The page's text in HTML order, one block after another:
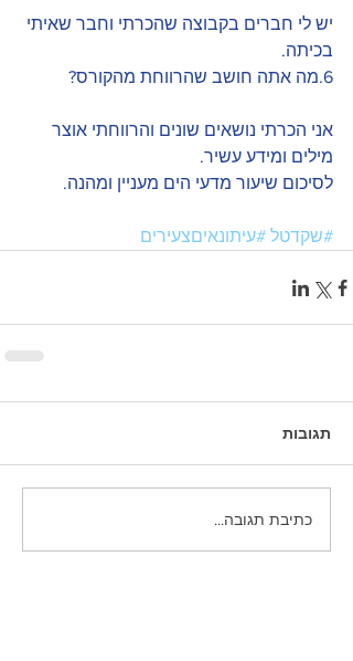
יש לי חברים בקבוצה שהכרתי וחבר שאיתי
בכיתה.
6.מה אתה חושב שהרווחת מהקורס?
אני הכרתי נושאים שונים והרווחתי אוצר
מילים ומידע עשיר.
לסיכום שיעור מדעי הים מעניין ומהנה.
#שקדטל #עיתונאיםצעירים
תגובות
כתיבת תגובה...